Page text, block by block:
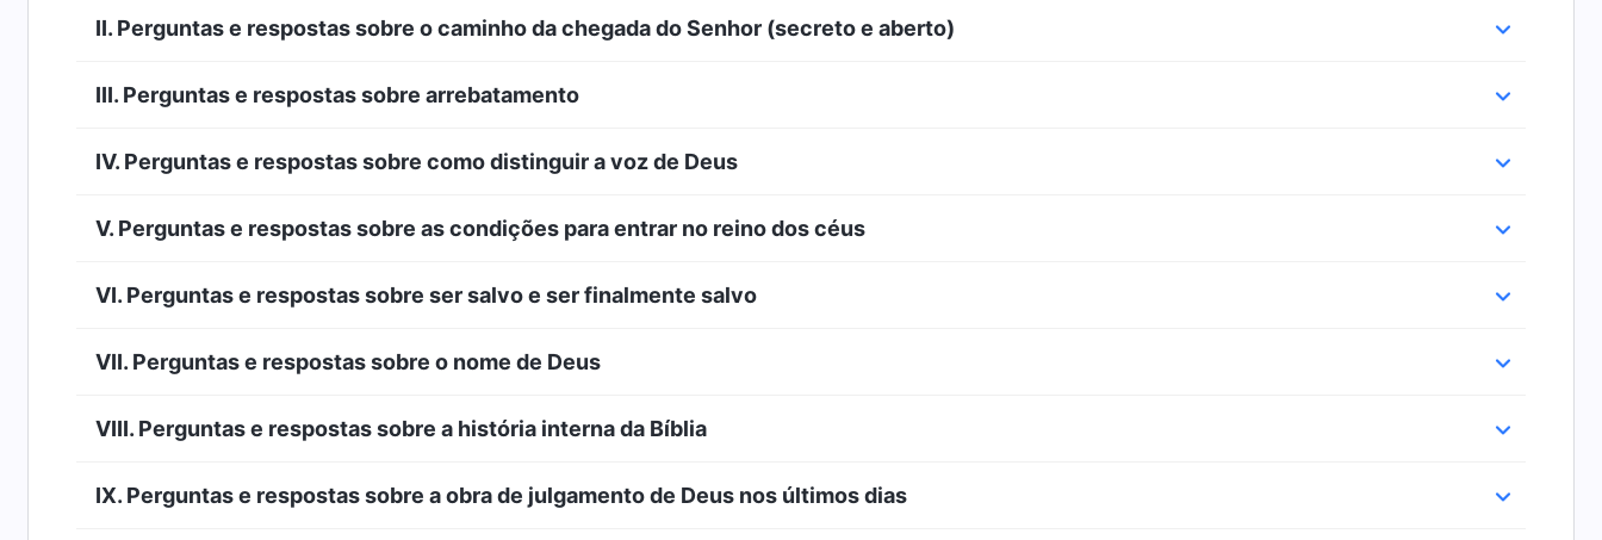
II. Perguntas e respostas sobre o caminho da chegada do Senhor (secreto e aberto)
III. Perguntas e respostas sobre arrebatamento
IV. Perguntas e respostas sobre como distinguir a voz de Deus
V. Perguntas e respostas sobre as condições para entrar no reino dos céus
VI. Perguntas e respostas sobre ser salvo e ser finalmente salvo
VII. Perguntas e respostas sobre o nome de Deus
VIII. Perguntas e respostas sobre a história interna da Bíblia
IX. Perguntas e respostas sobre a obra de julgamento de Deus nos últimos dias